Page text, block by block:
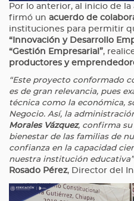
Por lo anterior, al inicio de
firmó un acuerdo de
instituciones para permitir
“Innovación y Desarrollo
“Gestión Empresarial”,
productores y
“Este proyecto conformado
es de gran relevancia, pues
técnica como la económica,
Negocio. Así, la
Morales Vázquez, confirma
bienestar de las familias de
confianza en la capacidad
nuestra institución educativa”
Rosado Pérez, Director del